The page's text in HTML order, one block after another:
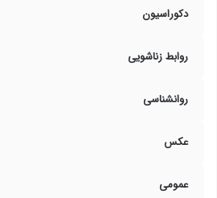
دکوراسیون
روابط زناشویی
روانشناسی
عکس
عمومی